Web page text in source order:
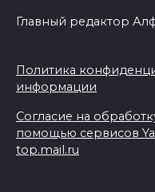
Главный редактор
Политика
информации
Согласие на
помощью сервисов
top.mail.ru